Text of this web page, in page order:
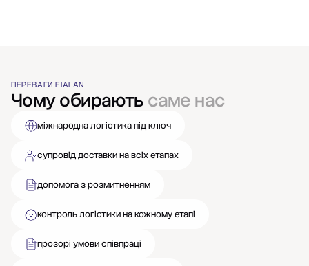
ПЕРЕВАГИ FIALAN
Чому обираютьсаме нас
міжнародна логістика під ключ
супровід доставки на всіх етапах
допомога з розмитненням
контроль логістики на кожному етапі
прозорі умови співпраці